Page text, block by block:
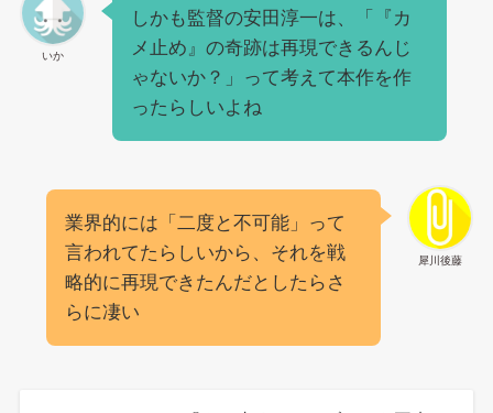
いか
しかも監督の安田淳一は、「『カ
メ止め』の奇跡は再現できるんじ
ゃないか？」って考えて本作を作
ったらしいよね
犀川後藤
業界的には「二度と不可能」って
言われてたらしいから、それを戦
略的に再現できたんだとしたらさ
らに凄い